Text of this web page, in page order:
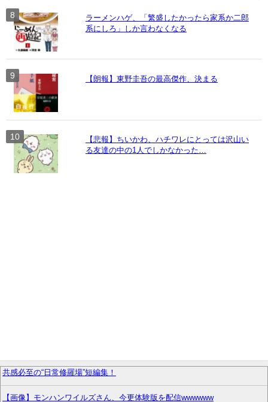
ラーメンハゲ、「繁盛したかったら家系か二郎
系にしろ」しか言わなくなる
【朗報】東野圭吾の最高傑作、決まる
【悲報】ちいかわ、ハチワレにとっては沢山い
る友達の中の1人でしかなかった…
共感必至の“日常修羅場”短編集！
【画像】モンハンワイルズさん、今更体験版を配信wwwwww